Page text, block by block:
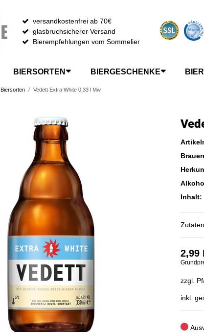
versandkostenfrei ab 70€
glasbruchsicherer Versand
Bierempfehlungen vom Sommelier
BIERSORTEN BIERGESCHENKE
Biersorten Vedett Extra White 0,33 l Mw
Inhalt:
2,99
zzgl.
inkl.